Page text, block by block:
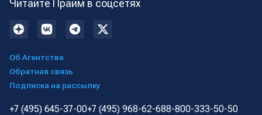
Читайте Прайм в соцсетях
Об Агентстве
Обратная связь
Подписка на рассылку
+7 (495) 645-37-00+7 (495) 968-62-688-800-333-50-50